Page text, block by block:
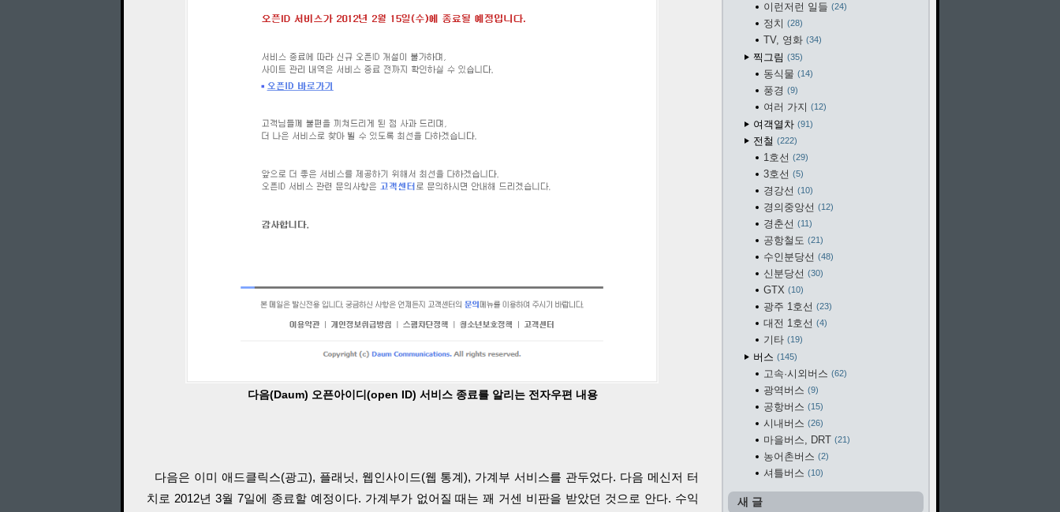
다음(Daum) 오픈아이디(open ID) 서비스 종료를 알리는 전자우편 내용
다음은 이미 애드클릭스(광고), 플래닛, 웹인사이드(웹 통계), 가계부 서비스를 관두었다. 다음 메신저 터
치로 2012년 3월 7일에 종료할 예정이다. 가계부가 없어질 때는 꽤 거센 비판을 받았던 것으로 안다. 수익
이런저런 일들 24
정치 28
TV, 영화 34
찍그림 35
동식물 14
풍경 9
여러 가지 12
여객열차 91
전철 222
1호선 29
3호선 5
경강선 10
경의중앙선 12
경춘선 11
공항철도 21
수인분당선 48
신분당선 30
GTX 10
광주 1호선 23
대전 1호선 4
기타 19
버스 145
고속·시외버스 62
광역버스 9
공항버스 15
시내버스 26
마을버스, DRT 21
농어촌버스 2
셔틀버스 10
새 글